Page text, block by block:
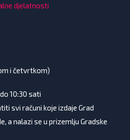
djelatnosti
i četvrtkom)
10:30 sati
svi računi koje izdaje Grad
a nalazi se u prizemlju Gradske